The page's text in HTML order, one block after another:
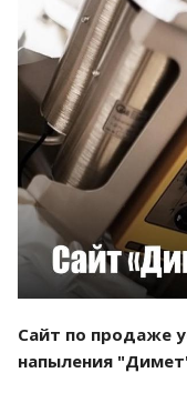
Сайт по продаже
напыления